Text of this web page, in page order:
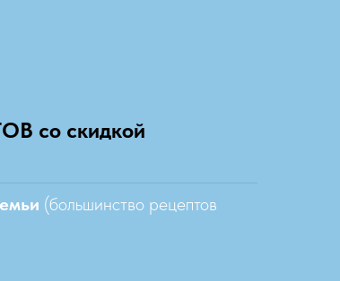
со скидкой
(большинство рецептов